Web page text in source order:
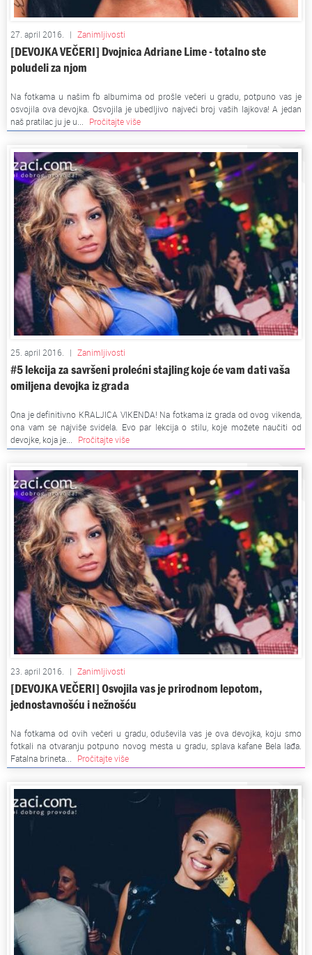
27. april 2016. | Zanimljivosti
[DEVOJKA VEČERI] Dvojnica Adriane Lime - totalno ste
poludeli za njom
Na fotkama u našim fb albumima od prošle večeri u gradu, potpuno vas je
osvojila ova devojka. Osvojila je ubedljivo najveći broj vaših lajkova! A jedan
naš pratilac ju je u...
Pročitajte više
25. april 2016. | Zanimljivosti
#5 lekcija za savršeni prolećni stajling koje će vam dati vaša
omiljena devojka iz grada
Ona je definitivno KRALJICA VIKENDA! Na fotkama iz grada od ovog vikenda,
ona vam se najviše svidela. Evo par lekcija o stilu, koje možete naučiti od
devojke, koja je...
Pročitajte više
23. april 2016. | Zanimljivosti
[DEVOJKA VEČERI] Osvojila vas je prirodnom lepotom,
jednostavnošću i nežnošću
Na fotkama od ovih večeri u gradu, oduševila vas je ova devojka, koju smo
fotkali na otvaranju potpuno novog mesta u gradu, splava kafane Bela lađa.
Fatalna brineta...
Pročitajte više